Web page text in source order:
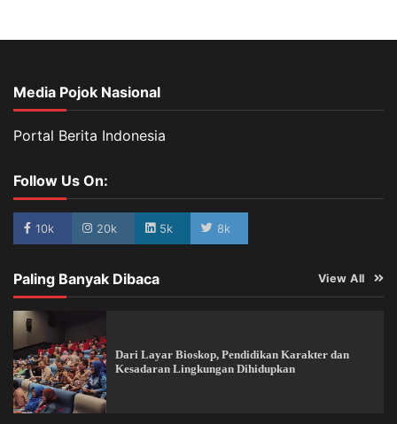
Media Pojok Nasional
Portal Berita Indonesia
Follow Us On:
10k 20k 5k 8k
Paling Banyak Dibaca View All
Dari Layar Bioskop, Pendidikan Karakter dan
Kesadaran Lingkungan Dihidupkan